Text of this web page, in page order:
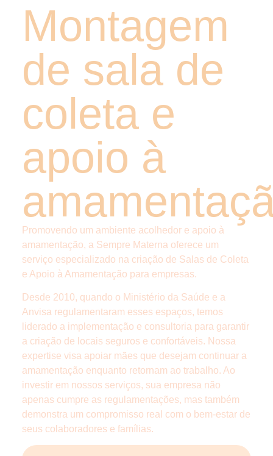
Montagem
de sala de
coleta e
apoio à
Promovendo um ambiente acolhedor e apoio à
amamentação, a Sempre Materna oferece um
serviço especializado na criação de Salas de Coleta
e Apoio à Amamentação para empresas.
Desde 2010, quando o Ministério da Saúde e a
Anvisa regulamentaram esses espaços, temos
liderado a implementação e consultoria para garantir
a criação de locais seguros e confortáveis. Nossa
expertise visa apoiar mães que desejam continuar a
amamentação enquanto retornam ao trabalho. Ao
investir em nossos serviços, sua empresa não
apenas cumpre as regulamentações, mas também
demonstra um compromisso real com o bem-estar de
seus colaboradores e famílias.